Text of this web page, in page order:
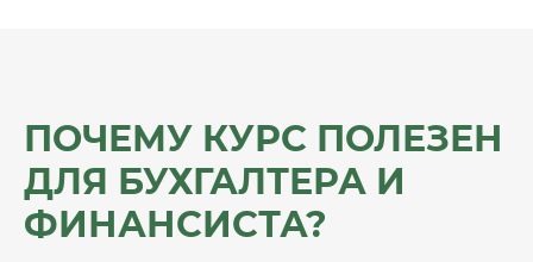
ПОЧЕМУ КУРС ПОЛЕЗЕН
ДЛЯ БУХГАЛТЕРА И
ФИНАНСИСТА?